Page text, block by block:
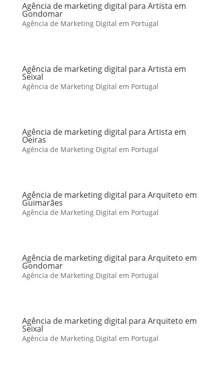
Agência de marketing digital para Artista em
Gondomar
Agência de Marketing Digital em Portugal
Agência de marketing digital para Artista em
Seixal
Agência de Marketing Digital em Portugal
Agência de marketing digital para Artista em
Oeiras
Agência de Marketing Digital em Portugal
Agência de marketing digital para Arquiteto em
Guimarães
Agência de Marketing Digital em Portugal
Agência de marketing digital para Arquiteto em
Gondomar
Agência de Marketing Digital em Portugal
Agência de marketing digital para Arquiteto em
Seixal
Agência de Marketing Digital em Portugal